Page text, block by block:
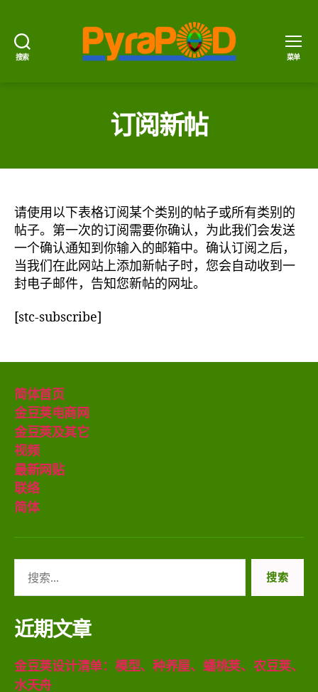
搜索
荚
与
菜单
订阅新帖
请使用以下表格订阅某个类别的帖子或所有类别的
帖子。第一次的订阅需要你确认，为此我们会发送
一个确认通知到你输入的邮箱中。确认订阅之后，
当我们在此网站上添加新帖子时，您会自动收到一
封电子邮件，告知您新帖的网址。
[stc-subscribe]
简体首页
金豆荚电商网
金豆莢及其它
视频
最新网贴
联络
简体
索：
近期文章
金豆荚设计清单：模型、种养屋、蟠桃荚、农豆荚、
水天舟